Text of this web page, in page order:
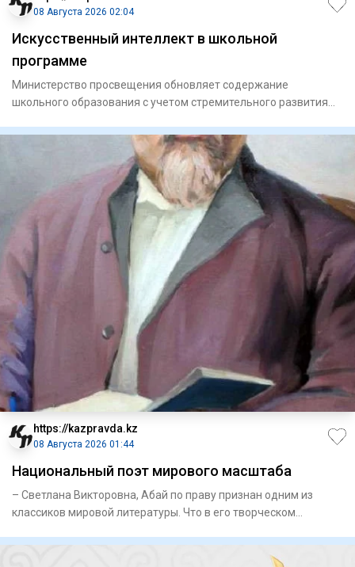
08 Августа 2026 02:04
Искусственный интеллект в школьной
программе
Министерство просвещения обновляет содержание
школьного образования с учетом стремительного развития
https://kazpravda.kz
08 Августа 2026 01:44
Национальный поэт мирового масштаба
– Светлана Викторовна, Абай по праву признан одним из
классиков мировой литературы. Что в его творческом